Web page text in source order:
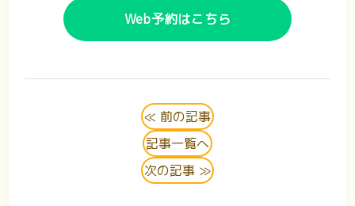
Web予約はこちら
≪ 前の記事
記事一覧へ
次の記事 ≫